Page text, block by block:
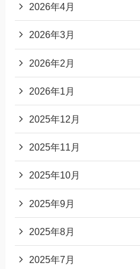
2026年4月
2026年3月
2026年2月
2026年1月
2025年12月
2025年11月
2025年10月
2025年9月
2025年8月
2025年7月